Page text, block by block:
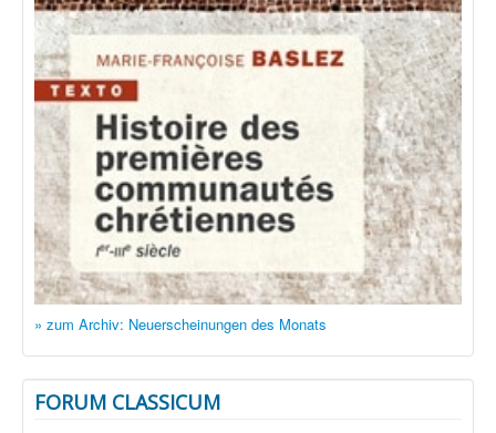
» zum Archiv: Neuerscheinungen des Monats
FORUM CLASSICUM